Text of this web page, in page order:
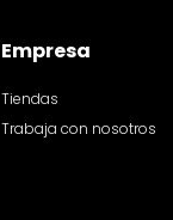
Empresa
Tiendas
Trabaja con nosotros